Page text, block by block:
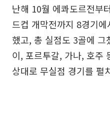
난해 10월 에콰도르전부
드컵 개막전까지 8경기
했고, 총 실점도 3골에
이, 포르투갈, 가나, 호주
상대로 무실점 경기를 펼